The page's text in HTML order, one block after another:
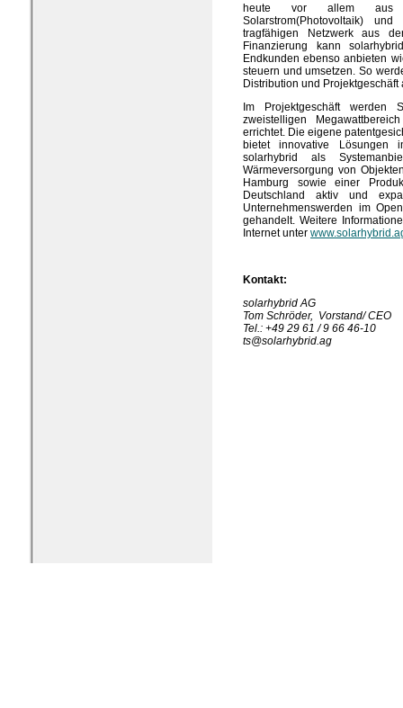
heute vor allem aus
Solarstrom(Photovoltaik)
tragfähigen Netzwerk aus
Finanzierung kann
Endkunden ebenso anbieten
steuern und umsetzen. So
Distribution und Projektgeschäft
Im Projektgeschäft werden
zweistelligen
errichtet. Die eigene
bietet innovative Lösungen
solarhybrid als
Wärmeversorgung von
Hamburg sowie einer
Deutschland aktiv und
Unternehmenswerden im
gehandelt. Weitere
Internet unter
Kontakt:
solarhybrid AG
Tom Schröder, Vorstand/ CEO
Tel.: +49 29 61 / 9 66 46-10
ts@solarhybrid.ag